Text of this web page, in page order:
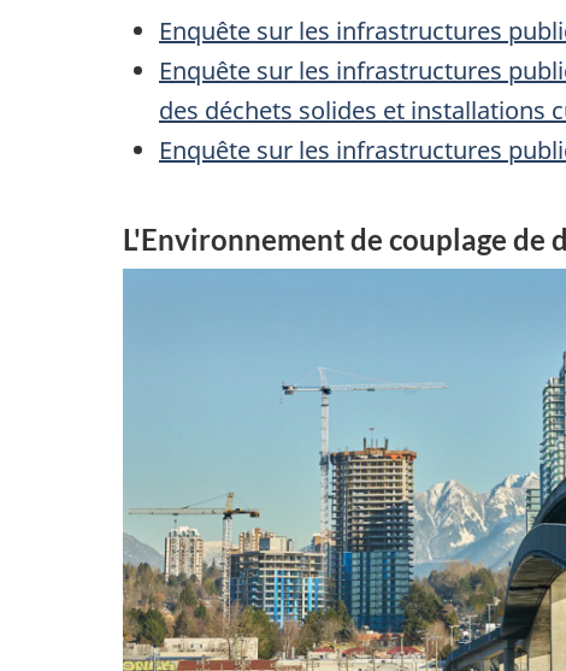
Enquête sur les infrastructures
Enquête sur les infrastructures
des déchets solides et installations
Enquête sur les infrastructures
L'Environnement de couplage de